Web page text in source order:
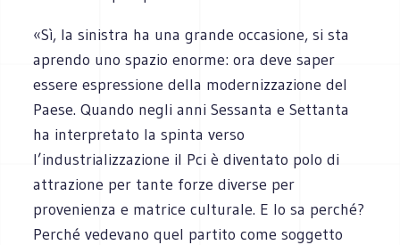
«Sì, la sinistra ha una grande occasione, si sta
aprendo uno spazio enorme: ora deve saper
essere espressione della modernizzazione del
Paese. Quando negli anni Sessanta e Settanta
ha interpretato la spinta verso
l’industrializzazione il Pci è diventato polo di
attrazione per tante forze diverse per
provenienza e matrice culturale. E lo sa perché?
Perché vedevano quel partito come soggetto